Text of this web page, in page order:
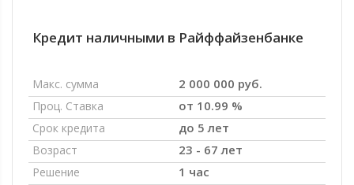
Кредит наличными в Райффайзенбанке
Макс. сумма 2 000 000 руб.
Проц. Ставка от 10.99 %
Срок кредита до 5 лет
Возраст 23 - 67 лет
Решение 1 час